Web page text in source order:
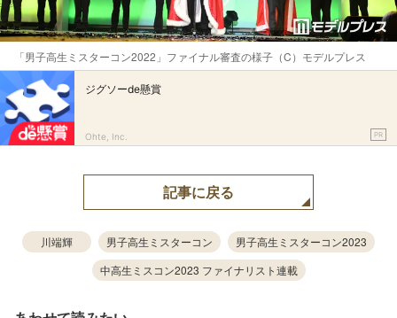
「男子高生ミスターコン2022」ファイナル審査の様子（C）モデルプレス
ジグソーde懸賞
Ohte, Inc. PR
記事に戻る
川端輝 男子高生ミスターコン
男子高生ミスターコン2023
中高生ミスコン2023 ファイナリスト連載